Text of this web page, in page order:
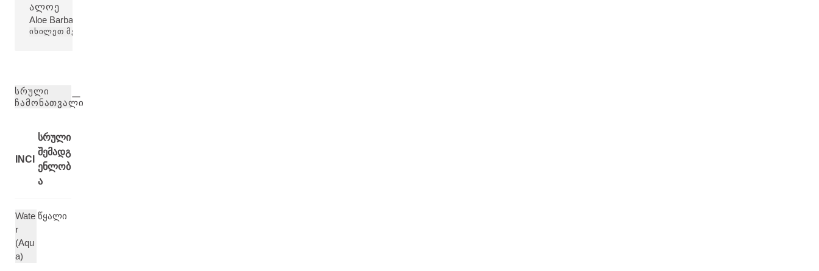
ᲐᲚᲝᲔ
Aloe Barbadensis Leaf Juice
ᲘᲮᲘᲚᲔᲗ ᲛᲔᲢᲘ
ᲡᲠᲣᲚᲘ
ᲩᲐᲛᲝᲜᲐᲗᲕᲐᲚᲘ
INCI
სრული
შემადგ
ენლობ
ა
Wate
r
(Aqu
a)
წყალი